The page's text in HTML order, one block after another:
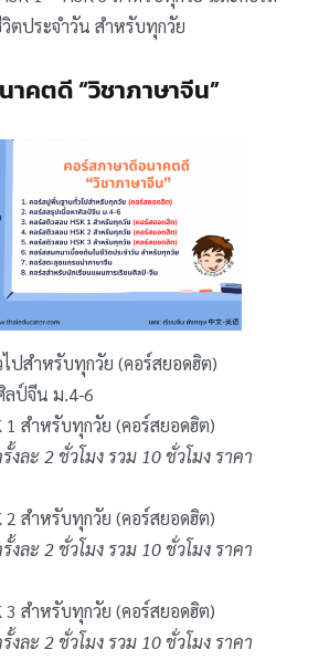
ตประจำวัน สำหรับทุกวัย
คตดี “วิชาภาษาจีน”
ปสำหรับทุกวัย (คอร์สยอดฮิต)
ลป์จีน ม.4-6
1 สำหรับทุกวัย (คอร์สยอดฮิต)
งละ 2 ชั่วโมง รวม 10 ชั่วโมง ราคา
2 สำหรับทุกวัย (คอร์สยอดฮิต)
งละ 2 ชั่วโมง รวม 10 ชั่วโมง ราคา
3 สำหรับทุกวัย (คอร์สยอดฮิต)
งละ 2 ชั่วโมง รวม 10 ชั่วโมง ราคา